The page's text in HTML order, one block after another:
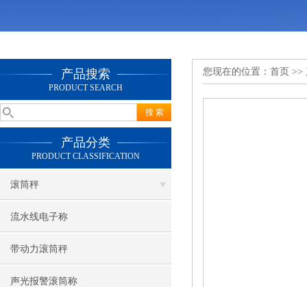
产品搜索
PRODUCT SEARCH
产品分类
PRODUCT CLASSIFICATION
滚筒秤
流水线电子称
带动力滚筒秤
声光报警滚筒称
您现在的位置： 首页 >>